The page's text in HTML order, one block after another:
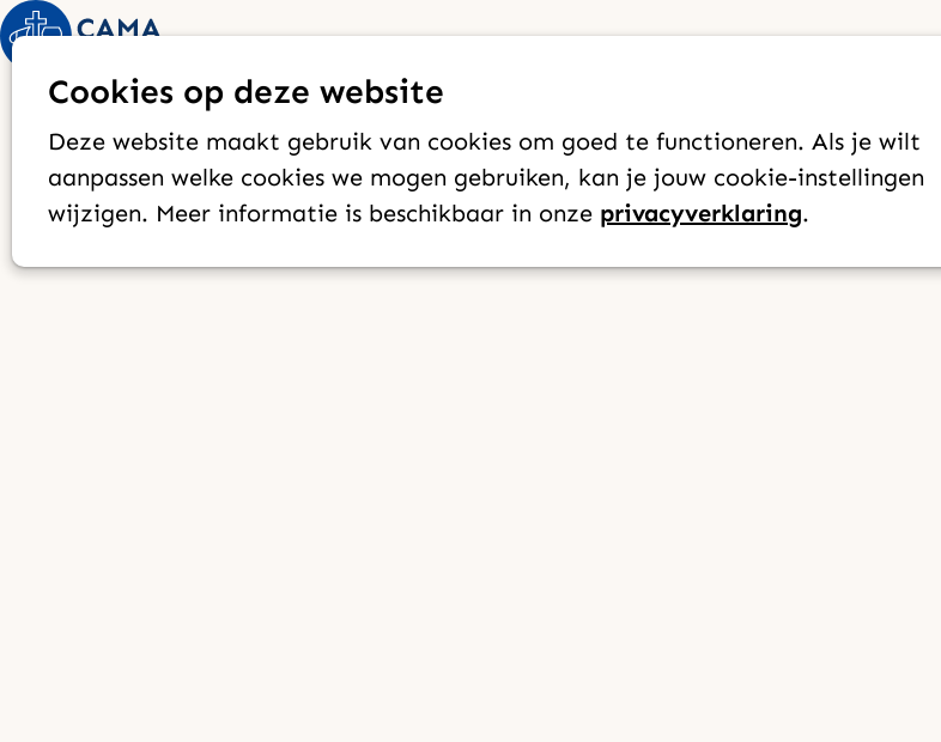
Cookies op deze website
Deze website maakt gebruik van cookies om goed te functioneren. Als je wilt
aanpassen welke cookies we mogen gebruiken, kan je jouw cookie-instellingen
wijzigen. Meer informatie is beschikbaar in onze privacyverklaring.